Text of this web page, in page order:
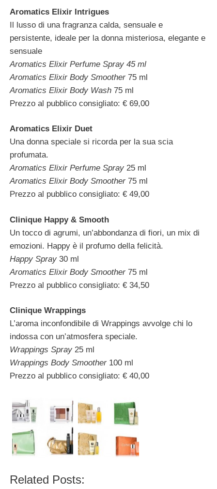
Aromatics Elixir Intrigues
Il lusso di una fragranza calda, sensuale e
persistente, ideale per la donna misteriosa, elegante e
sensuale
Aromatics Elixir Perfume Spray 45 ml
Aromatics Elixir Body Smoother75 ml
Aromatics Elixir Body Wash 75 ml
Prezzo al pubblico consigliato: € 69,00
Aromatics Elixir Duet
Una donna speciale si ricorda per la sua scia
profumata.
Aromatics Elixir Perfume Spray 25 ml
Aromatics Elixir Body Smoother75 ml
Prezzo al pubblico consigliato: € 49,00
Clinique Happy & Smooth
Un tocco di agrumi, un’abbondanza di fiori, un mix di
emozioni. Happy è il profumo della felicità.
Happy Spray 30 ml
Aromatics Elixir Body Smoother75 ml
Prezzo al pubblico consigliato: € 34,50
Clinique Wrappings
L’aroma inconfondibile di Wrappings avvolge chi lo
indossa con un’atmosfera speciale.
Wrappings Spray 25 ml
Wrappings Body Smoother100 ml
Prezzo al pubblico consigliato: € 40,00
Related Posts: